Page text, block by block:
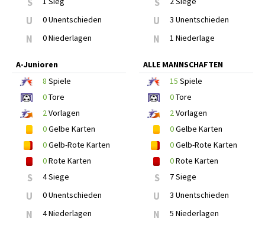
U 0 Unentschieden
N 0 Niederlagen
U 3 Unentschieden
N 1 Niederlage
A-Junioren
8 Spiele
0Tore
2Vorlagen
0Gelbe Karten
0Gelb-Rote Karten
0Rote Karten
S 4 Siege
U 0 Unentschieden
N 4 Niederlagen
ALLE MANNSCHAFTEN
15 Spiele
0Tore
2Vorlagen
0Gelbe Karten
0Gelb-Rote Karten
0Rote Karten
S 7 Siege
U 3 Unentschieden
N 5 Niederlagen